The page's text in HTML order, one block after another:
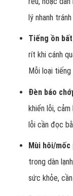
lý nhanh
Tiếng ồn
rít khi cánh
Mỗi loại
Đèn báo
khiển lỗi,
lỗi cần đọc
Mùi hôi/
trong dàn
sức khỏe,